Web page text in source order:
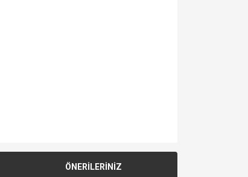
ÖNERİLERİNİZ